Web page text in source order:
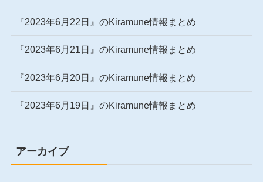
『2023年6月22日』のKiramune情報まとめ
『2023年6月21日』のKiramune情報まとめ
『2023年6月20日』のKiramune情報まとめ
『2023年6月19日』のKiramune情報まとめ
アーカイブ